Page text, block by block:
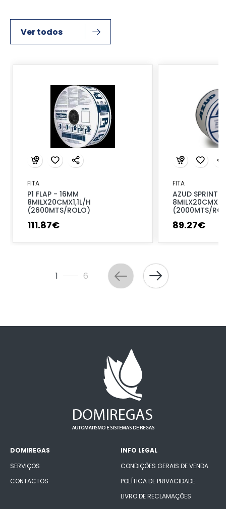
Ver todos
FITA
P1 FLAP - 16MM
8MILX20CMX1,1L/H
(2600MTS/ROLO)
111.87€
FITA
AZUD SPRINT
(2000MTS/
89.27€
1 6
DOMIREGAS
SERVIÇOS
CONTACTOS
INFO LEGAL
CONDIÇÕES GERAIS DE VENDA
POLÍTICA DE PRIVACIDADE
LIVRO DE RECLAMAÇÕES